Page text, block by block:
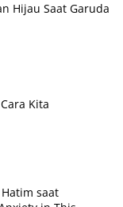
Hijau Saat Garuda
Kita
saat